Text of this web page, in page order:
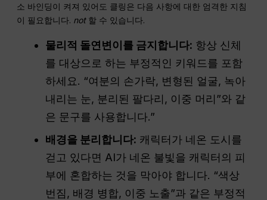
소 바인딩이 켜져 있어도 클링은 다음 사항에 대한 엄격한 지침
이 필요합니다. not할 수 있습니다.
물리적 돌연변이를 금지합니다: 항상 신체
를 대상으로 하는 부정적인 키워드를 포함
하세요. “여분의 손가락, 변형된 얼굴, 녹아
내리는 눈, 분리된 팔다리, 이중 머리”와 같
은 문구를 사용합니다.”
배경을 분리합니다: 캐릭터가 네온 도시를
걷고 있다면 AI가 네온 불빛을 캐릭터의 피
부에 혼합하는 것을 막아야 합니다. “색상
번짐, 배경 병합, 이중 노출”과 같은 부정적